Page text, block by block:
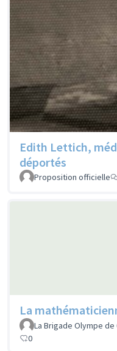
Edith Lettich,
déportés
Proposition officielle
La
La Brigade Olympe
0